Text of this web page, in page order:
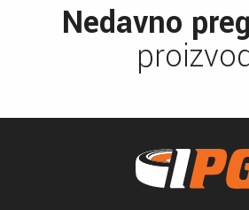
Nedavno